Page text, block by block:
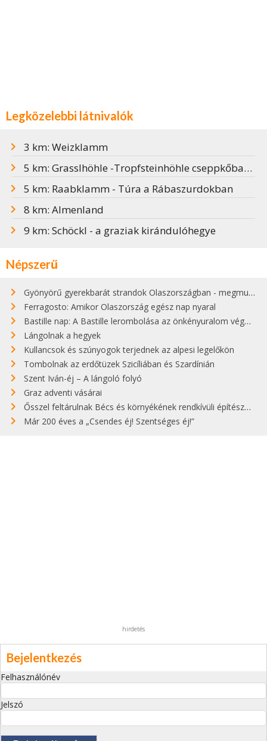
Legközelebbi látnivalók
3 km: Weizklamm
5 km: Grasslhöhle -Tropfsteinhöhle cseppkőbarlang
5 km: Raabklamm - Túra a Rábaszurdokban
8 km: Almenland
9 km: Schöckl - a graziak kirándulóhegye
Népszerű
Gyönyörű gyerekbarát strandok Olaszországban - megmutatjuk a 15 legjobbat
Ferragosto: Amikor Olaszország egész nap nyaral
Bastille nap: A Bastille lerombolása az önkényuralom végét jelentette
Lángolnak a hegyek
Kullancsok és szúnyogok terjednek az alpesi legelőkön
Tombolnak az erdőtüzek Szicíliában és Szardínián
Szent Iván-éj – A lángoló folyó
Graz adventi vásárai
Ősszel feltárulnak Bécs és környékének rendkívüli építészeti kincsei
Már 200 éves a „Csendes éj! Szentséges éj!”
hirdetés
Bejelentkezés
Felhasználónév
Jelszó